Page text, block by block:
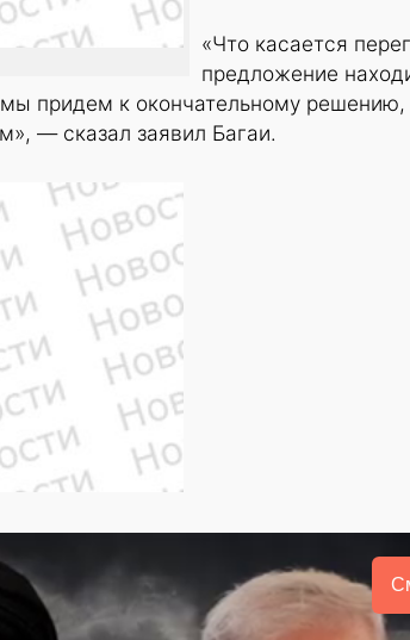
«Что касается
предложение
мы придем к окончательному
— сказал заявил Багаи.